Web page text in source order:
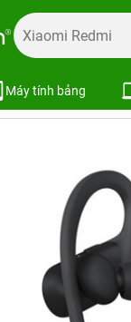
Máy tính bảng
Tai nghe